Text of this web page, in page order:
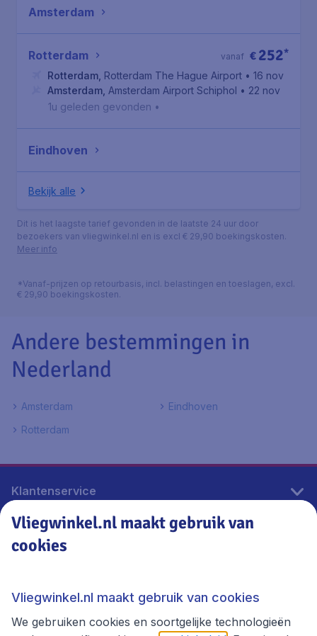
Amsterdam
Rotterdam € 252*
vanaf
Rotterdam Rotterdam The Hague Airport • 16 nov
Amsterdam Amsterdam Airport Schiphol • 22 nov
1u geleden gevonden •
Eindhoven
Bekijk alle
Dit is het laagste tarief gevonden in de laatste 24 uur door
bezoekers van vliegwinkel.nl en is excl € 29,90 boekingskosten.
Meer info
*Vanaf-prijzen op retourbasis, incl. belastingen en toeslagen, excl.
€ 29,90 boekingskosten.
Andere bestemmingen in
Nederland
Amsterdam
Eindhoven
Rotterdam
Klantenservice
Vliegwinkel.nl
Thema's
Vliegwinkel.nl maakt gebruik van
cookies
Vliegwinkel.nl maakt gebruik van cookies
We gebruiken cookies en soortgelijke technologieën